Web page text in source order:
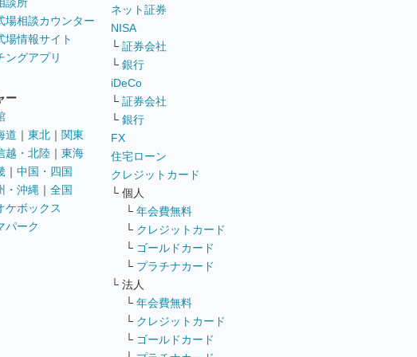
場相談カウンター
場情報サイト
ングアプリ
ー
道 ｜ 東北 ｜ 関東
越・北陸 ｜ 東海
｜ 中国・四国
・沖縄 ｜ 全国
ケボックス
パーク
ネット証券
NISA
└ 証券会社
└ 銀行
iDeCo
└ 証券会社
└ 銀行
FX
住宅ローン
クレジットカード
└ 個人
└ 年会費無料
└ クレジットカード
└ ゴールドカード
└ プラチナカード
└ 法人
└ 年会費無料
└ クレジットカード
└ ゴールドカード